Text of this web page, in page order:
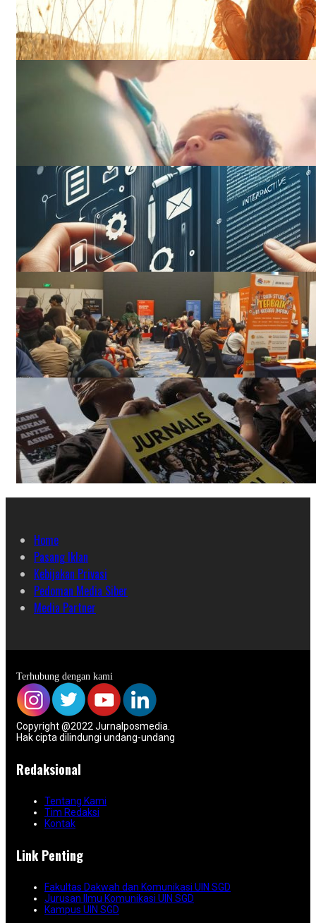
Home
Pasang Iklan
Kebijakan Privasi
Pedoman Media Siber
Media Partner
Terhubung dengan kami
Copyright @2022 Jurnalposmedia.
Hak cipta dilindungi undang-undang
Redaksional
Tentang Kami
Tim Redaksi
Kontak
Link Penting
Fakultas Dakwah dan Komunikasi UIN SGD
Jurusan Ilmu Komunikasi UIN SGD
Kampus UIN SGD